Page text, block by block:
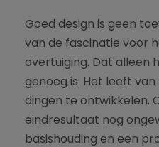
Goed design is geen
van de fascinatie voor
overtuiging. Dat alleen
genoeg is. Het leeft
dingen te ontwikkelen.
eindresultaat nog
basishouding en een